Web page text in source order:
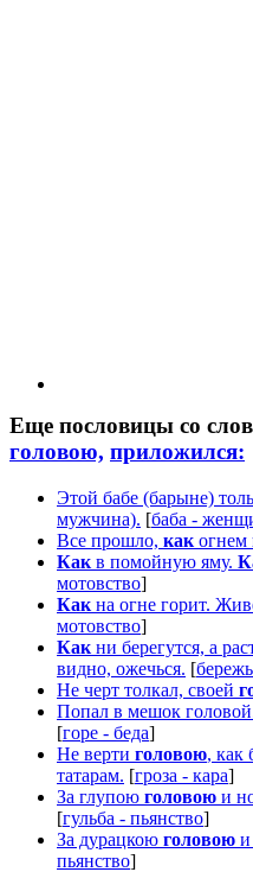
Еще пословицы со
головою, приложился:
Этой бабе (барыне)
мужчина). [баба -
Все прошло, как огнем
Как в помойную яму.
мотовство]
Как на огне горит.
мотовство]
Как ни берегутся, а
видно, ожечься. [
Не черт толкал, своей
Попал в мешок
[горе - беда]
Не верти головою, как
татарам. [гроза - кара]
За глупою головою и
[гульба - пьянство]
За дурацкою головою и
пьянство]